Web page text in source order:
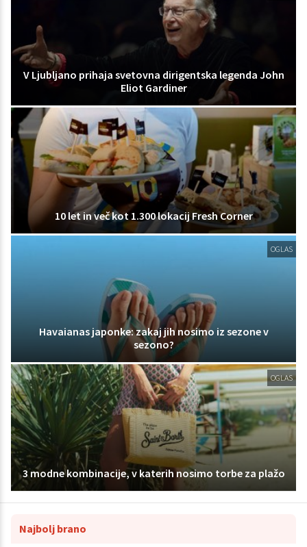
V Ljubljano prihaja svetovna dirigentska legenda John
Eliot Gardiner
10 let in več kot 1.300 lokacij Fresh Corner
OGLAS
Havaianas japonke: zakaj jih nosimo iz sezone v
sezono?
OGLAS
3 modne kombinacije, v katerih nosimo torbe za plažo
Najbolj brano